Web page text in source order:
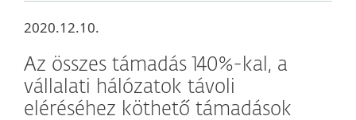
2020.12.10.
Az összes támadás 140%-kal, a
vállalati hálózatok távoli
eléréséhez köthető támadások